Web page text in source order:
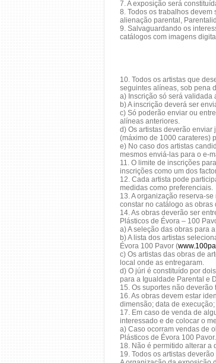
7. A exposição será
8. Todos os trabalhos
alienação parental,
9. Salvaguardando os
catálogos com imagens
10. Todos os artistas que
seguintes alíneas, sob pena
a) Inscrição só será validada
b) A inscrição deverá ser
c) Só poderão enviar ou
alíneas anteriores.
d) Os artistas deverão enviar
(máximo de 1000 carateres)
e) No caso dos artistas
mesmos enviá-las para o e-
11. O limite de inscrições
inscrições como um dos
12. Cada artista pode
medidas como preferenciais.
13. A organização reserva-
constar no catálogo as
14. As obras deverão ser
Plásticos de Évora – 100
a) A seleção das obras para
b) A lista dos artistas
Évora 100 Pavor (
c) Os artistas das obras de
local onde as entregaram.
d) O júri é constituído por
para a Igualdade Parental e
15. Os suportes não
16. As obras devem estar
dimensão; data de
17. Em caso de venda de
interessado e de colocar o
a) Caso ocorram vendas de
Plásticos de Évora 100 Pavor.
18. Não é permitido alterar a
19. Todos os artistas